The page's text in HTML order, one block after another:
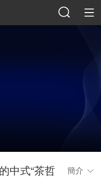
中式“茶哲
簡介